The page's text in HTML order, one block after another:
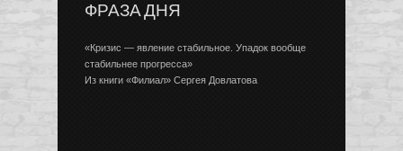
ФРАЗА ДНЯ
«Кризис — явление стабильное. Упадок вообще
стабильнее прогресса»
Из книги «Филиал» Сергея Довлатова